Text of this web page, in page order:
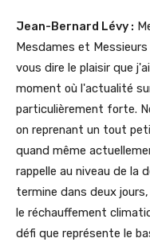
Jean-Bernard Lévy :
Mesdames et
vous dire le plaisir que
moment où l'actualité
particulièrement forte.
on reprenant un tout
quand même
rappelle au niveau de la
termine dans deux
le réchauffement
défi que représente le